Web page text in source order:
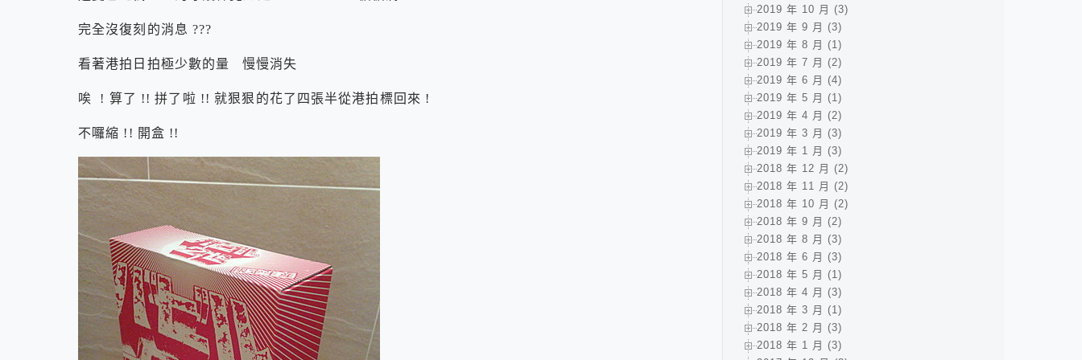
完全沒復刻的消息 ???
看著港拍日拍極少數的量 慢慢消失
唉 ! 算了 !! 拼了啦 !! 就狠狠的花了四張半從港拍標回來 !
不囉縮 !! 開盒 !!
2019 年 10 月 (3)
2019 年 9 月 (3)
2019 年 8 月 (1)
2019 年 7 月 (2)
2019 年 6 月 (4)
2019 年 5 月 (1)
2019 年 4 月 (2)
2019 年 3 月 (3)
2019 年 1 月 (3)
2018 年 12 月 (2)
2018 年 11 月 (2)
2018 年 10 月 (2)
2018 年 9 月 (2)
2018 年 8 月 (3)
2018 年 6 月 (3)
2018 年 5 月 (1)
2018 年 4 月 (3)
2018 年 3 月 (1)
2018 年 2 月 (3)
2018 年 1 月 (3)